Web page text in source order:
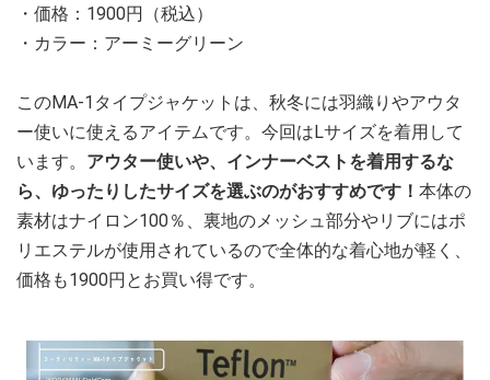
・価格：1900円（税込）
・カラー：アーミーグリーン
このMA-1タイプジャケットは、秋冬には羽織りやアウタ
ー使いに使えるアイテムです。今回はLサイズを着用して
います。 アウター使いや、インナーベストを着用するな
ら、ゆったりしたサイズを選ぶのがおすすめです！ 本体の
素材はナイロン100％、裏地のメッシュ部分やリブにはポ
リエステルが使用されているので全体的な着心地が軽く、
価格も1900円とお買い得です。